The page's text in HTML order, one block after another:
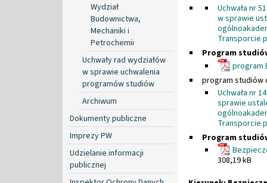
Wydział
Budownictwa,
Mechaniki i
Petrochemii
Uchwały rad wydziałów
w sprawie uchwalenia
programów studiów
Archiwum
Dokumenty publiczne
Imprezy PW
Udzielanie informacji
publicznej
Uchwała nr
w sprawie
Transporcie
Program
program
program studiów
Uchwała nr
sprawie
Transporcie
Program
308,19 kB